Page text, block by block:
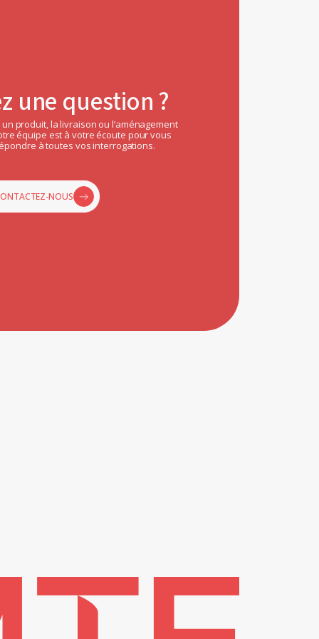
une question ?
produit, la livraison ou l’aménagement
équipe est à votre écoute pour vous
à toutes vos interrogations.
NOUS